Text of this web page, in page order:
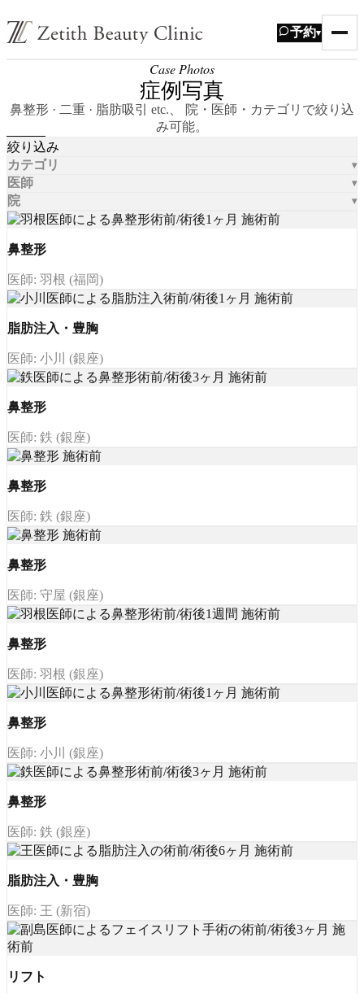
予約▾
Case Photos
症例写真
鼻整形 · 二重 · 脂肪吸引 etc.、 院・医師・カテゴリで絞り込
み可能。
絞り込み
カテゴリ
医師
院
鼻整形
医師: 羽根 (福岡)
脂肪注入・豊胸
医師: 小川 (銀座)
鼻整形
医師: 鉄 (銀座)
鼻整形
医師: 鉄 (銀座)
鼻整形
医師: 守屋 (銀座)
鼻整形
医師: 羽根 (銀座)
鼻整形
医師: 小川 (銀座)
鼻整形
医師: 鉄 (銀座)
脂肪注入・豊胸
医師: 王 (新宿)
リフト